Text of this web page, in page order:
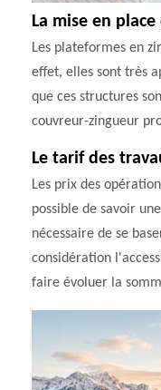
La mise en
Les plateformes en
effet, elles sont très
que ces structures
couvreur-zingueur
Le tarif des
Les prix des
possible de savoir
nécessaire de se
considération
faire évoluer la